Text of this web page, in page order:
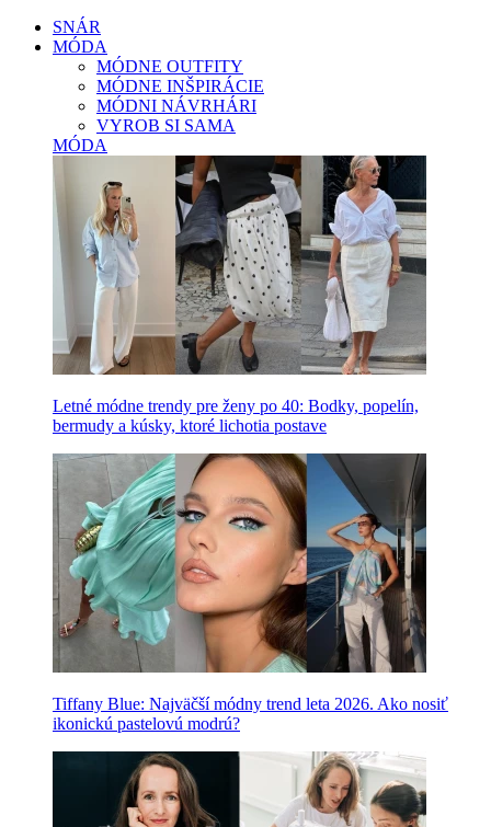
SNÁR
MÓDA
MÓDNE OUTFITY
MÓDNE INŠPIRÁCIE
MÓDNI NÁVRHÁRI
VYROB SI SAMA
MÓDA
Letné módne trendy pre ženy po 40: Bodky, popelín,
bermudy a kúsky, ktoré lichotia postave
Tiffany Blue: Najväčší módny trend leta 2026. Ako nosiť
ikonickú pastelovú modrú?